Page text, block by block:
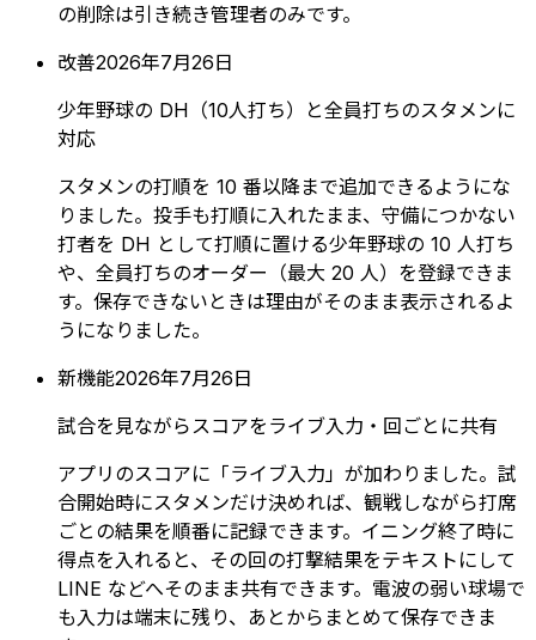
の削除は引き続き管理者のみです。
改善2026年7月26日
少年野球の DH（10人打ち）と全員打ちのスタメンに
対応
スタメンの打順を 10 番以降まで追加できるようにな
りました。投手も打順に入れたまま、守備につかない
打者を DH として打順に置ける少年野球の 10 人打ち
や、全員打ちのオーダー（最大 20 人）を登録できま
す。保存できないときは理由がそのまま表示されるよ
うになりました。
新機能2026年7月26日
試合を見ながらスコアをライブ入力・回ごとに共有
アプリのスコアに「ライブ入力」が加わりました。試
合開始時にスタメンだけ決めれば、観戦しながら打席
ごとの結果を順番に記録できます。イニング終了時に
得点を入れると、その回の打撃結果をテキストにして
LINE などへそのまま共有できます。電波の弱い球場で
も入力は端末に残り、あとからまとめて保存できま